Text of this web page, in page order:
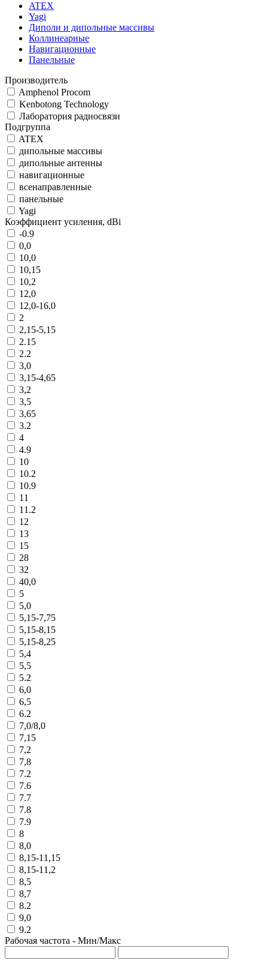
ATEX
Yagi
Диполи и дипольные массивы
Коллинеарные
Навигационные
Панельные
Производитель
Amphenol Procom
Kenbotong Technology
Лаборатория радиосвязи
Подгруппа
ATEX
дипольные массивы
дипольные антенны
навигационные
всенаправленные
панельные
Yagi
Коэффициент усиления, dBi
-0.9
0,0
10,0
10,15
10,2
12,0
12,0-16,0
2
2,15-5,15
2.15
2.2
3,0
3,15-4,65
3,2
3,5
3,65
3.2
4
4.9
10
10.2
10.9
11
11.2
12
13
15
28
32
40,0
5
5,0
5,15-7,75
5,15-8,15
5,15-8,25
5,4
5,5
5.2
6,0
6,5
6.2
7,0/8,0
7,15
7,2
7,8
7.2
7.6
7.7
7.8
7.9
8
8,0
8,15-11,15
8,15-11,2
8,5
8,7
8.2
9,0
9.2
Рабочая частота - Мин/Макс